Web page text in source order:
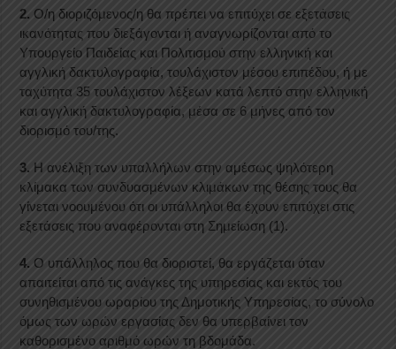
2. Ο/η διοριζόμενος/η θα πρέπει να επιτύχει σε εξετάσεις
ικανότητας που διεξάγονται ή αναγνωρίζονται από το
Υπουργείο Παιδείας και Πολιτισμού στην ελληνική και
αγγλική δακτυλογραφία, τουλάχιστον μέσου επιπέδου, ή με
ταχύτητα 35 τουλάχιστον λέξεων κατά λεπτό στην ελληνική
και αγγλική δακτυλογραφία, μέσα σε 6 μήνες από τον
διορισμό του/της.
3. Η ανέλιξη των υπαλλήλων στην αμέσως ψηλότερη
κλίμακα των συνδυασμένων κλιμάκων της θέσης τους θα
γίνεται νοουμένου ότι οι υπάλληλοι θα έχουν επιτύχει στις
εξετάσεις που αναφέρονται στη Σημείωση (1).
4. Ο υπάλληλος που θα διοριστεί, θα εργάζεται όταν
απαιτείται από τις ανάγκες της υπηρεσίας και εκτός του
συνηθισμένου ωραρίου της Δημοτικής Υπηρεσίας, το σύνολο
όμως των ωρών εργασίας δεν θα υπερβαίνει τον
καθορισμένο αριθμό ωρών τη βδομάδα.